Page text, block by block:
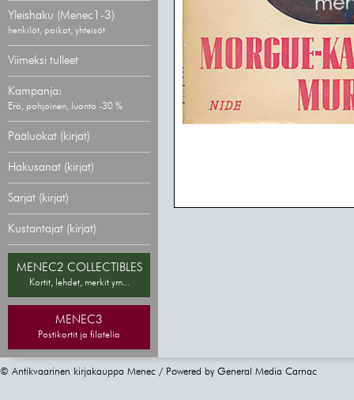
Yleishaku (Menec1-3)
henkilöt, paikat, yhteisöt
Viimeksi tulleet
Kampanja:
Erä, pohjoinen, luonto -30 %
Pääluokat (kirjat)
Hakusanat (kirjat)
Sarjat (kirjat)
Kustantajat (kirjat)
MENEC2 COLLECTIBLES
Kortit, lehdet, merkit ym...
MENEC3
Postikortit ja filatelia
© Antikvaarinen kirjakauppa Menec / Powered by General Media Carnac